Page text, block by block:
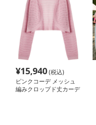
¥15,940(税込)
ピンクコーデ メッシュ
編みクロップド丈カーデ